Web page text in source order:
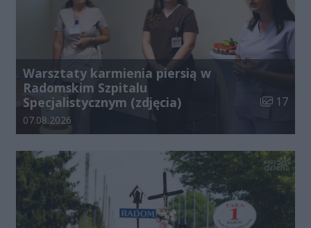
Warsztaty karmienia piersią w
Radomskim Szpitalu
Specjalistycznym (zdjęcia)
Liczba
17
Data dodania galerii:
07.08.2026